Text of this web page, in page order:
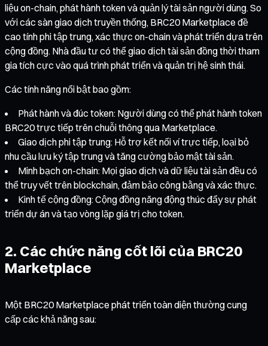
liệu on-chain, phát hành token và quản lý tài sản người dùng. So
với các sàn giao dịch truyền thống, BRC20 Marketplace đề
cao tính phi tập trung, xác thực on-chain và phát triển dựa trên
cộng đồng. Nhà đầu tư có thể giao dịch tài sản đồng thời tham
gia tích cực vào quá trình phát triển và quản trị hệ sinh thái.
Các tính năng nổi bật bao gồm:
Phát hành và đúc token: Người dùng có thể phát hành token
BRC20 trực tiếp trên chuỗi thông qua Marketplace.
Giao dịch phi tập trung: Hỗ trợ kết nối ví trực tiếp, loại bỏ
nhu cầu lưu ký tập trung và tăng cường bảo mật tài sản.
Minh bạch on-chain: Mọi giao dịch và dữ liệu tài sản đều có
thể truy vết trên blockchain, đảm bảo công bằng và xác thực.
Kinh tế cộng đồng: Cộng đồng năng động thúc đẩy sự phát
triển dự án và tạo vòng lặp giá trị cho token.
2. Các chức năng cốt lõi của BRC20
Marketplace
Một BRC20 Marketplace phát triển toàn diện thường cung
cấp các khả năng sau: